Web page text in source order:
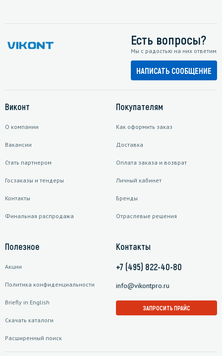
Есть вопросы?
Мы с радостью на них ответим
НАПИСАТЬ СООБЩЕНИЕ
Виконт
О компании
Вакансии
Стать партнером
Госзаказы и тендеры
Контакты
Финальная распродажа
Покупателям
Как оформить заказ
Доставка
Оплата заказа и возврат
Личный кабинет
Бренды
Отраслевые решения
Полезное
Акции
Политика конфиденциальности
Briefly in English
Скачать каталоги
Расширенный поиск
Контакты
+7 (495) 822-40-80
info@vikontpro.ru
ЗАПРОСИТЬ ПРАЙС